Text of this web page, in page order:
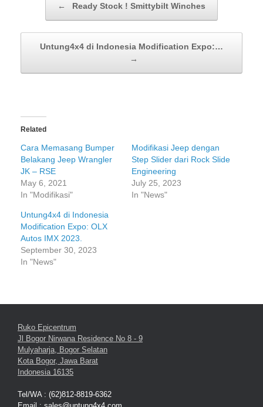
← Ready Stock ! Smittybilt Winches
Untung4x4 di Indonesia Modification Expo:…
→
Related
Cara Memasang Bumper
Belakang Jeep Wrangler
JK – RSE
May 6, 2021
In "Modifikasi"
Modifikasi Jeep dengan
Step Slider dari Rock Slide
Engineering
July 25, 2023
In "News"
Untung4x4 di Indonesia
Modification Expo: OLX
Autos IMX 2023.
September 30, 2023
In "News"
Ruko Epicentrum
Jl Bogor Nirwana Residence No 8 - 9
Mulyaharja, Bogor Selatan
Kota Bogor, Jawa Barat
Indonesia 16135
Tel/WA : (62)812-8819-6362